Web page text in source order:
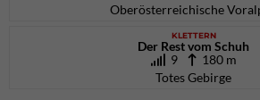
Oberösterreichische
KLETTERN
Der Rest vom Schuh
9 180 m
Totes Gebirge